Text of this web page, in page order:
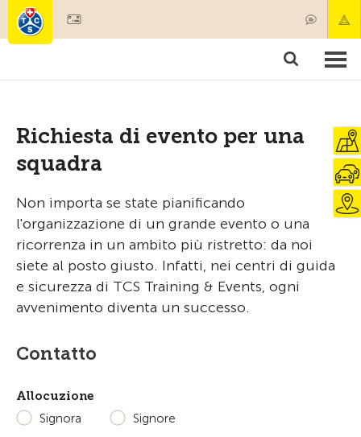
Prodotti & Servizi
Richiesta di evento per una
squadra
Non importa se state pianificando
l'organizzazione di un grande evento o una
ricorrenza in un ambito più ristretto: da noi
siete al posto giusto. Infatti, nei centri di guida
e sicurezza di TCS Training & Events, ogni
avvenimento diventa un successo.
Contatto
Allocuzione
Signora
Signore